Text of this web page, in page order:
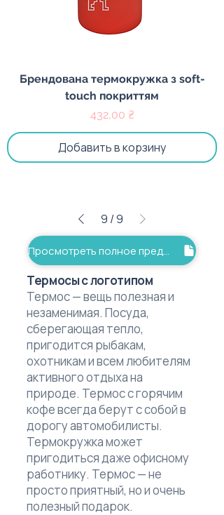
Брендована термокружка з soft-
touch покриттям
Цена
432,00 ₴
Добавить в корзину
9 /9
Просмотреть полное предложение
Термосы с логотипом
Термос — вещь полезная и
незаменимая. Посуда,
сберегающая тепло,
пригодится рыбакам,
охотникам и всем любителям
активного отдыха на
природе. Термос с горячим
кофе всегда берут с собой в
дорогу автомобилисты.
Термокружка может
пригодиться даже офисному
работнику. Термос — не
просто приятный, но и очень
полезный подарок.